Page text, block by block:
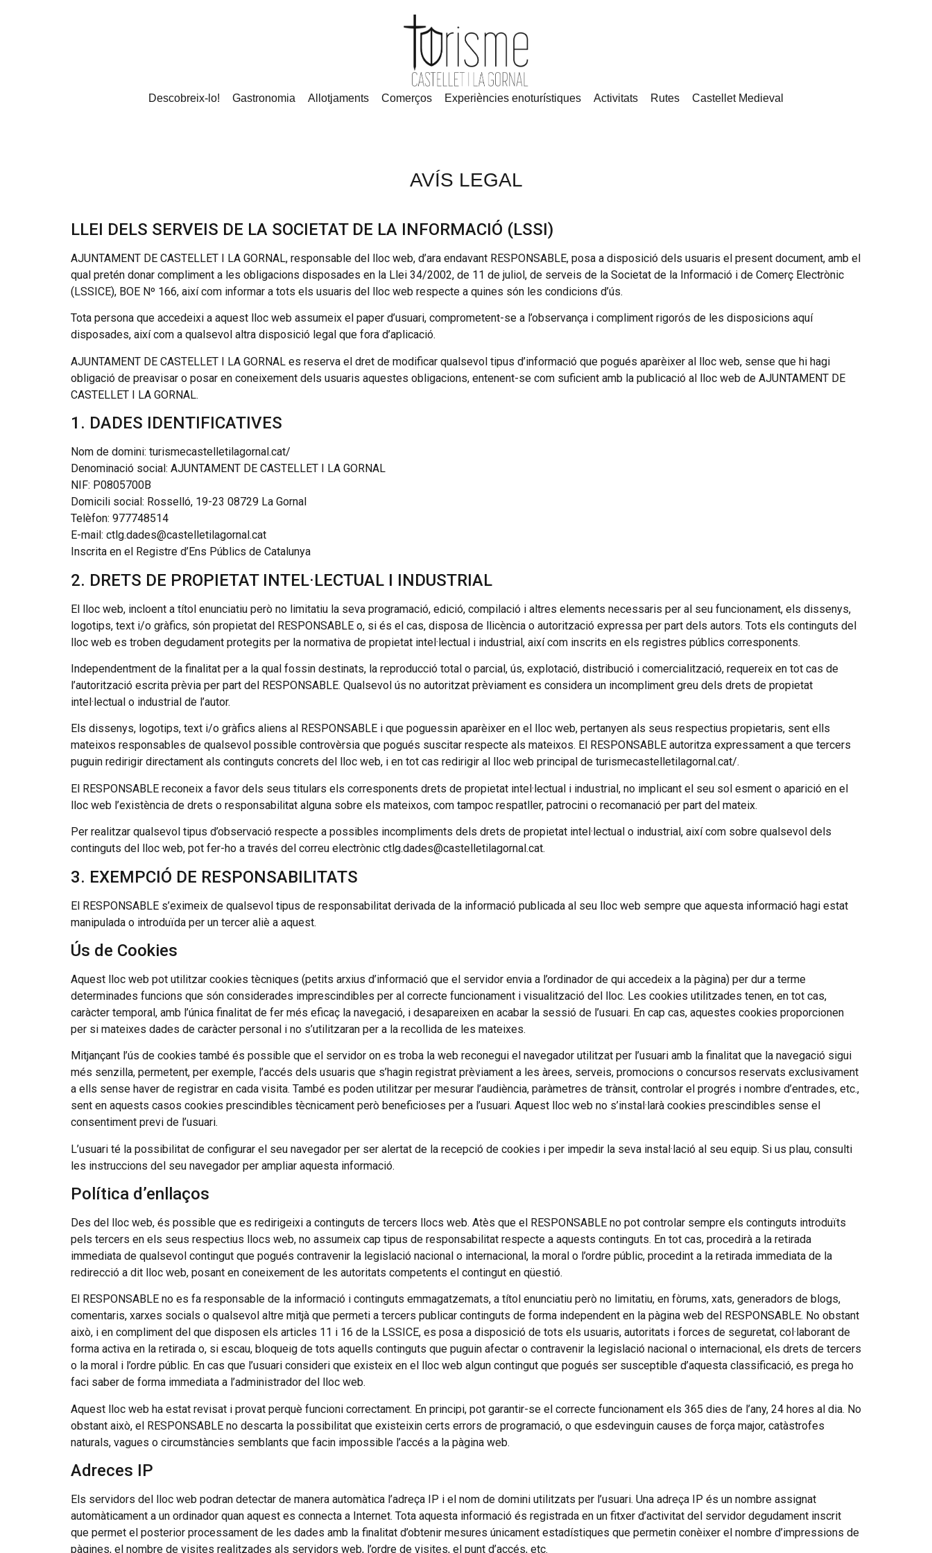
Descobreix-lo! Gastronomia Allotjaments Comerços Experiències enoturístiques Activitats Rutes Castellet Medieval
AVÍS LEGAL
LLEI DELS SERVEIS DE LA SOCIETAT DE LA INFORMACIÓ (LSSI)
AJUNTAMENT DE CASTELLET I LA GORNAL, responsable del lloc web, d’ara endavant RESPONSABLE, posa a disposició dels usuaris el present document, amb el
qual pretén donar compliment a les obligacions disposades en la Llei 34/2002, de 11 de juliol, de serveis de la Societat de la Informació i de Comerç Electrònic
(LSSICE), BOE Nº 166, així com informar a tots els usuaris del lloc web respecte a quines són les condicions d’ús.
Tota persona que accedeixi a aquest lloc web assumeix el paper d’usuari, comprometent-se a l’observança i compliment rigorós de les disposicions aquí
disposades, així com a qualsevol altra disposició legal que fora d’aplicació.
AJUNTAMENT DE CASTELLET I LA GORNAL es reserva el dret de modificar qualsevol tipus d’informació que pogués aparèixer al lloc web, sense que hi hagi
obligació de preavisar o posar en coneixement dels usuaris aquestes obligacions, entenent-se com suficient amb la publicació al lloc web de AJUNTAMENT DE
CASTELLET I LA GORNAL.
1. DADES IDENTIFICATIVES
Nom de domini: turismecastelletilagornal.cat/
Denominació social: AJUNTAMENT DE CASTELLET I LA GORNAL
NIF: P0805700B
Domicili social: Rosselló, 19-23 08729 La Gornal
Telèfon: 977748514
E-mail: ctlg.dades@castelletilagornal.cat
Inscrita en el Registre d’Ens Públics de Catalunya
2. DRETS DE PROPIETAT INTEL·LECTUAL I INDUSTRIAL
El lloc web, incloent a títol enunciatiu però no limitatiu la seva programació, edició, compilació i altres elements necessaris per al seu funcionament, els dissenys,
logotips, text i/o gràfics, són propietat del RESPONSABLE o, si és el cas, disposa de llicència o autorització expressa per part dels autors. Tots els continguts del
lloc web es troben degudament protegits per la normativa de propietat intel·lectual i industrial, així com inscrits en els registres públics corresponents.
Independentment de la finalitat per a la qual fossin destinats, la reproducció total o parcial, ús, explotació, distribució i comercialització, requereix en tot cas de
l’autorització escrita prèvia per part del RESPONSABLE. Qualsevol ús no autoritzat prèviament es considera un incompliment greu dels drets de propietat
intel·lectual o industrial de l’autor.
Els dissenys, logotips, text i/o gràfics aliens al RESPONSABLE i que poguessin aparèixer en el lloc web, pertanyen als seus respectius propietaris, sent ells
mateixos responsables de qualsevol possible controvèrsia que pogués suscitar respecte als mateixos. El RESPONSABLE autoritza expressament a que tercers
puguin redirigir directament als continguts concrets del lloc web, i en tot cas redirigir al lloc web principal de turismecastelletilagornal.cat/.
El RESPONSABLE reconeix a favor dels seus titulars els corresponents drets de propietat intel·lectual i industrial, no implicant el seu sol esment o aparició en el
lloc web l’existència de drets o responsabilitat alguna sobre els mateixos, com tampoc respatller, patrocini o recomanació per part del mateix.
Per realitzar qualsevol tipus d’observació respecte a possibles incompliments dels drets de propietat intel·lectual o industrial, així com sobre qualsevol dels
continguts del lloc web, pot fer-ho a través del correu electrònic ctlg.dades@castelletilagornal.cat.
3. EXEMPCIÓ DE RESPONSABILITATS
El RESPONSABLE s’eximeix de qualsevol tipus de responsabilitat derivada de la informació publicada al seu lloc web sempre que aquesta informació hagi estat
manipulada o introduïda per un tercer aliè a aquest.
Ús de Cookies
Aquest lloc web pot utilitzar cookies tècniques (petits arxius d’informació que el servidor envia a l’ordinador de qui accedeix a la pàgina) per dur a terme
determinades funcions que són considerades imprescindibles per al correcte funcionament i visualització del lloc. Les cookies utilitzades tenen, en tot cas,
caràcter temporal, amb l’única finalitat de fer més eficaç la navegació, i desapareixen en acabar la sessió de l’usuari. En cap cas, aquestes cookies proporcionen
per si mateixes dades de caràcter personal i no s’utilitzaran per a la recollida de les mateixes.
Mitjançant l’ús de cookies també és possible que el servidor on es troba la web reconegui el navegador utilitzat per l’usuari amb la finalitat que la navegació sigui
més senzilla, permetent, per exemple, l’accés dels usuaris que s’hagin registrat prèviament a les àrees, serveis, promocions o concursos reservats exclusivament
a ells sense haver de registrar en cada visita. També es poden utilitzar per mesurar l’audiència, paràmetres de trànsit, controlar el progrés i nombre d’entrades, etc.,
sent en aquests casos cookies prescindibles tècnicament però beneficioses per a l’usuari. Aquest lloc web no s’instal·larà cookies prescindibles sense el
consentiment previ de l’usuari.
L’usuari té la possibilitat de configurar el seu navegador per ser alertat de la recepció de cookies i per impedir la seva instal·lació al seu equip. Si us plau, consulti
les instruccions del seu navegador per ampliar aquesta informació.
Política d’enllaços
Des del lloc web, és possible que es redirigeixi a continguts de tercers llocs web. Atès que el RESPONSABLE no pot controlar sempre els continguts introduïts
pels tercers en els seus respectius llocs web, no assumeix cap tipus de responsabilitat respecte a aquests continguts. En tot cas, procedirà a la retirada
immediata de qualsevol contingut que pogués contravenir la legislació nacional o internacional, la moral o l’ordre públic, procedint a la retirada immediata de la
redirecció a dit lloc web, posant en coneixement de les autoritats competents el contingut en qüestió.
El RESPONSABLE no es fa responsable de la informació i continguts emmagatzemats, a títol enunciatiu però no limitatiu, en fòrums, xats, generadors de blogs,
comentaris, xarxes socials o qualsevol altre mitjà que permeti a tercers publicar continguts de forma independent en la pàgina web del RESPONSABLE. No obstant
això, i en compliment del que disposen els articles 11 i 16 de la LSSICE, es posa a disposició de tots els usuaris, autoritats i forces de seguretat, col·laborant de
forma activa en la retirada o, si escau, bloqueig de tots aquells continguts que puguin afectar o contravenir la legislació nacional o internacional, els drets de tercers
o la moral i l’ordre públic. En cas que l’usuari consideri que existeix en el lloc web algun contingut que pogués ser susceptible d’aquesta classificació, es prega ho
faci saber de forma immediata a l’administrador del lloc web.
Aquest lloc web ha estat revisat i provat perquè funcioni correctament. En principi, pot garantir-se el correcte funcionament els 365 dies de l’any, 24 hores al dia. No
obstant això, el RESPONSABLE no descarta la possibilitat que existeixin certs errors de programació, o que esdevinguin causes de força major, catàstrofes
naturals, vagues o circumstàncies semblants que facin impossible l’accés a la pàgina web.
Adreces IP
Els servidors del lloc web podran detectar de manera automàtica l’adreça IP i el nom de domini utilitzats per l’usuari. Una adreça IP és un nombre assignat
automàticament a un ordinador quan aquest es connecta a Internet. Tota aquesta informació és registrada en un fitxer d’activitat del servidor degudament inscrit
que permet el posterior processament de les dades amb la finalitat d’obtenir mesures únicament estadístiques que permetin conèixer el nombre d’impressions de
pàgines, el nombre de visites realitzades als servidors web, l’ordre de visites, el punt d’accés, etc.